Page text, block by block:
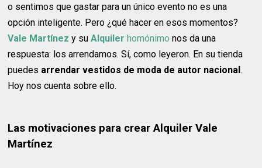
o sentimos que gastar para un único evento no es una
opción inteligente. Pero ¿qué hacer en esos momentos?
Vale Martínez y suAlquiler homónimo nos da una
respuesta: los arrendamos. Sí, como leyeron. En su tienda
puedes arrendar vestidos de moda de autor nacional.
Hoy nos cuenta sobre ello.
Las motivaciones para crear Alquiler Vale
Martínez